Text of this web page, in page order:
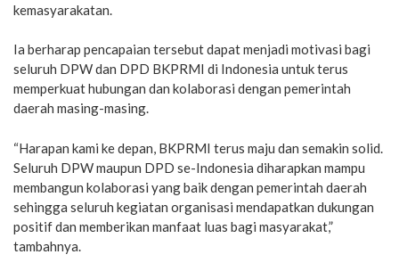
kemasyarakatan.
Ia berharap pencapaian tersebut dapat menjadi motivasi bagi
seluruh DPW dan DPD BKPRMI di Indonesia untuk terus
memperkuat hubungan dan kolaborasi dengan pemerintah
daerah masing-masing.
“Harapan kami ke depan, BKPRMI terus maju dan semakin solid.
Seluruh DPW maupun DPD se-Indonesia diharapkan mampu
membangun kolaborasi yang baik dengan pemerintah daerah
sehingga seluruh kegiatan organisasi mendapatkan dukungan
positif dan memberikan manfaat luas bagi masyarakat,”
tambahnya.